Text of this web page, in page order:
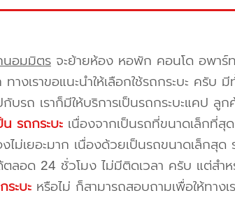
อมมิตรจะย้ายห้อง หอพัก คอนโด อพาร์
างเราขอแนะนำให้เลือกใช้รถกระบะ ครับ
รถ เราก็มีให้บริการเป็นรถกระบะแคป ลูก
น รถกระบะเนื่องจากเป็นรถที่ขนาดเล็กที่สุ
เยอะมาก เนื่องด้วยเป็นรถขนาดเล็กสุด
อด 24 ชั่วโมง ไม่มีติดเวลา ครับ แต่สำ
ระบะหรือไม่ ก็สามารถสอบถามเพื่อให้ทาง